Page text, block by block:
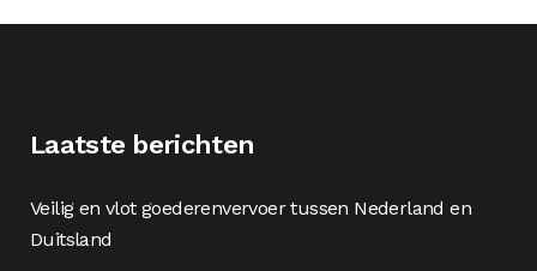
Laatste berichten
Veilig en vlot goederenvervoer tussen Nederland en
Duitsland